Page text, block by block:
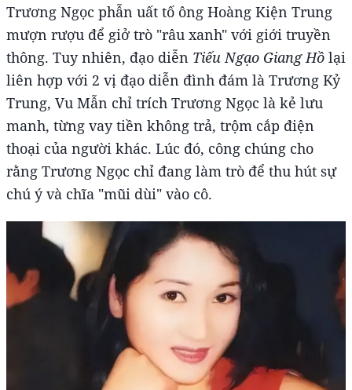
Trương Ngọc phẫn uất tố ông Hoàng Kiện Trung
mượn rượu để giở trò "râu xanh" với giới truyền
thông. Tuy nhiên, đạo diễn Tiếu Ngạo Giang Hồ lại
liên hợp với 2 vị đạo diễn đình đám là Trương Kỷ
Trung, Vu Mẫn chỉ trích Trương Ngọc là kẻ lưu
manh, từng vay tiền không trả, trộm cắp điện
thoại của người khác. Lúc đó, công chúng cho
rằng Trương Ngọc chỉ đang làm trò để thu hút sự
chú ý và chĩa "mũi dùi" vào cô.